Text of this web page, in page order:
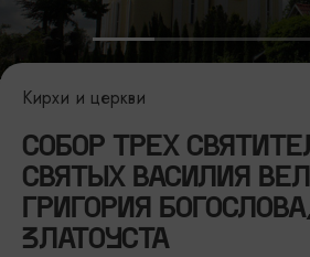
Кирхи и церкви
СОБОР ТРЕХ
СВЯТЫХ ВАСИЛИЯ
ГРИГОРИЯ
ЗЛАТОУСТА